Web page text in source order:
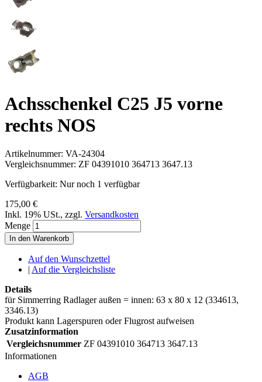
Achsschenkel C25 J5 vorne
rechts NOS
Artikelnummer: VA-24304
Vergleichsnummer: ZF 04391010 364713 3647.13
Verfügbarkeit: Nur noch 1 verfügbar
175,00 €
Inkl. 19% USt., zzgl. Versandkosten
Menge
In den Warenkorb
Auf den Wunschzettel
| Auf die Vergleichsliste
Details
für Simmerring Radlager außen = innen: 63 x 80 x 12 (334613,
3346.13)
Produkt kann Lagerspuren oder Flugrost aufweisen
Zusatzinformation
Vergleichsnummer ZF 04391010 364713 3647.13
Informationen
AGB